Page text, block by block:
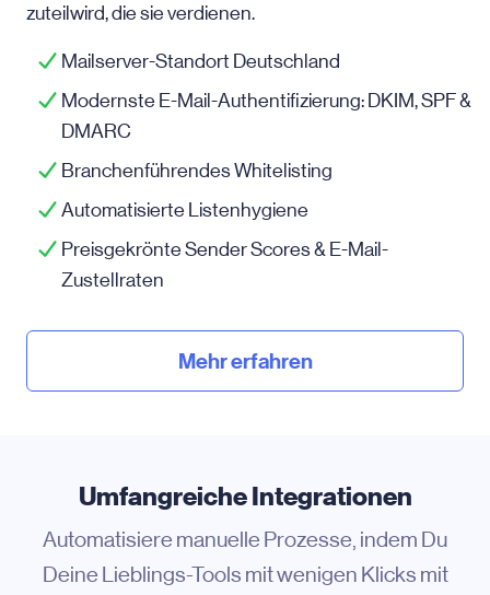
zuteilwird, die sie verdienen.
Mailserver-Standort Deutschland
Modernste E-Mail-Authentifizierung: DKIM, SPF &
DMARC
Branchenführendes Whitelisting
Automatisierte Listenhygiene
Preisgekrönte Sender Scores & E-Mail-
Zustellraten
Mehr erfahren
Umfangreiche Integrationen
Automatisiere manuelle Prozesse, indem Du
Deine Lieblings-Tools mit wenigen Klicks mit